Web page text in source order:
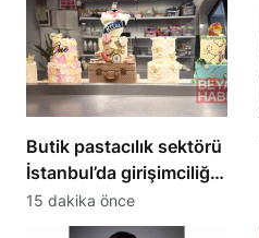
Butik pastacılık sektörü
İstanbul’da girişimciliği
artırıyor
15 dakika önce